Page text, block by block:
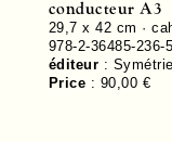
conducteur A3
29,7 x 42 cm ·
978-2-36485-236-5
éditeur : Symétrie
Price : 90,00 €